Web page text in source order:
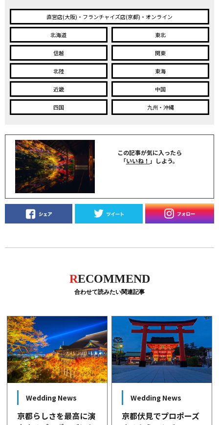
直営店(大阪)・フランチャイズ店(京都)・オンライン
北海道 東北
信越 関東
北陸 東海
近畿 中国
四国 九州・沖縄
この記事が気に入ったら
「いいね！ 」しよう。
RECOMMEND
合わせて読みたい関連記事
Wedding News
京都らしさを最高に演
Wedding News
京都伏見でプロポーズ